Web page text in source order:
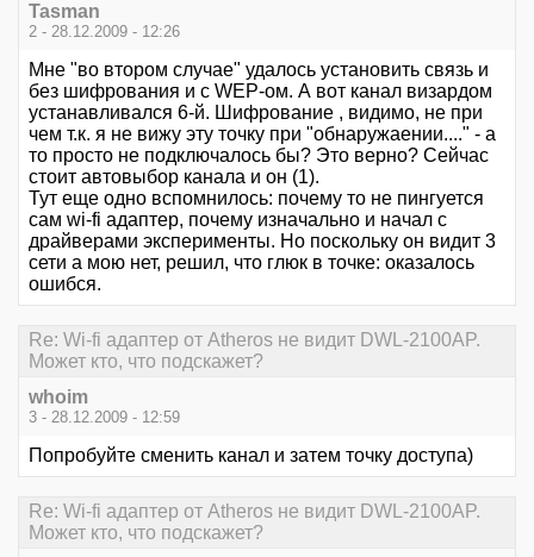
Tasman
2 - 28.12.2009 - 12:26
Мне "во втором случае" удалось установить связь и
без шифрования и с WEP-ом. А вот канал визардом
устанавливался 6-й. Шифрование , видимо, не при
чем т.к. я не вижу эту точку при "обнаружаении...." - а
то просто не подключалось бы? Это верно? Сейчас
стоит автовыбор канала и он (1).
Тут еще одно вспомнилось: почему то не пингуется
сам wi-fi адаптер, почему изначально и начал с
драйверами эксперименты. Но поскольку он видит 3
сети а мою нет, решил, что глюк в точке: оказалось
ошибся.
Re: Wi-fi адаптер от Atheros не видит DWL-2100AP.
Может кто, что подскажет?
whoim
3 - 28.12.2009 - 12:59
Попробуйте сменить канал и затем точку доступа)
Re: Wi-fi адаптер от Atheros не видит DWL-2100AP.
Может кто, что подскажет?